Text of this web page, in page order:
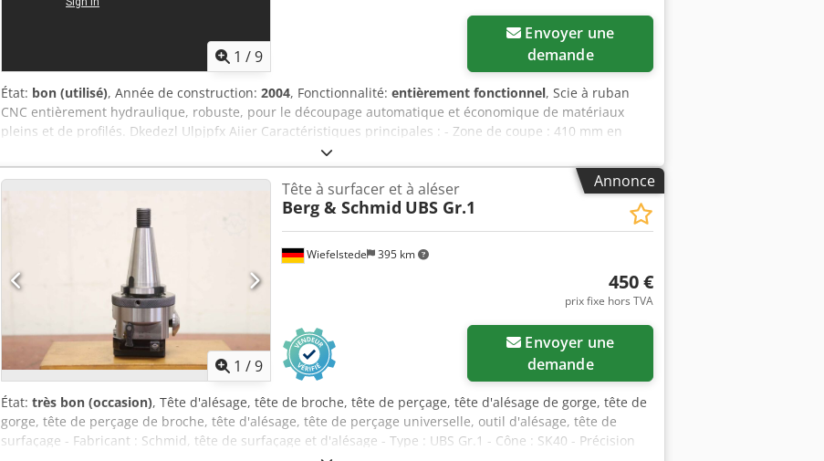
1 /9
demande
État: bon (utilisé), Année de construction: 2004, Fonctionnalité: entièrement fonctionnel, Scie à ruban
CNC entièrement hydraulique, robuste, pour le découpage automatique et économique de matériaux
pleins et de profilés. Dkedezl Ulpjpfx Aiier Caractéristiques principales : - Zone de coupe : 410 mm en
section ronde ou 410 x 410 mm en section plate - Commande CNC moderne à 2 axes - Surveillance du
parcours de la lame avec ajustement automatique de l’avance - Système de coupe automatique pour la
première coupe, longueur minimale du morceau restant : 15 mm - Entraînement de la scie à vitesse
variable et contrôlé par fréquence - Réglage de la pression de serrage pour les tubes et profilés à paroi
mince - Transporteur de copeaux à entraînement hydraulique - Système automatique de levage de la
lame des deux côtés - Tension hydraulique de la lame - Avance du matériau par vis-mère à billes de
précision et guidage linéaire Puissance du moteur : 5,5 kW Hauteur de travail : 730 mm Peinture : gris
plomb RAL 7036 et turquoise RAL 5018 Fourni avec : 1 lame de scie bimétallique de 6 150 x 41 x 1,3 mm
Annonce
1 /9
Wiefelstede 395 km
Tête à surfacer et à aléser
Berg & Schmid UBS Gr.1
450 €
prix fixe hors TVA
demande
État: très bon (occasion), Tête d'alésage, tête de broche, tête de perçage, tête d'alésage de gorge, tête de
gorge, tête de perçage de broche, tête d'alésage, tête de perçage universelle, outil d'alésage, tête de
surfaçage - Fabricant : Schmid, tête de surfaçage et d'alésage - Type : UBS Gr.1 - Cône : SK40 - Précision